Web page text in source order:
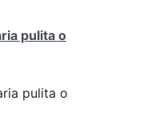
pulita o
pulita o